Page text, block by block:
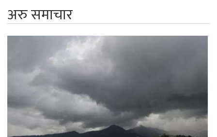
अरु समाचार